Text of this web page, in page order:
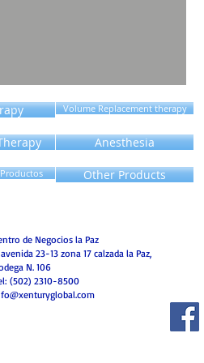
Volume Replacement therapy
Anesthesia
Other Products
de Negocios la Paz
23-13 zona 17 calzada la Paz,
N. 106
(502) 2310-8500